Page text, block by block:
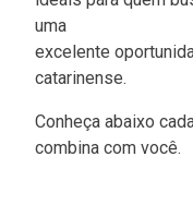
uma
excelente
catarinense.
Conheça abaixo
combina com você.